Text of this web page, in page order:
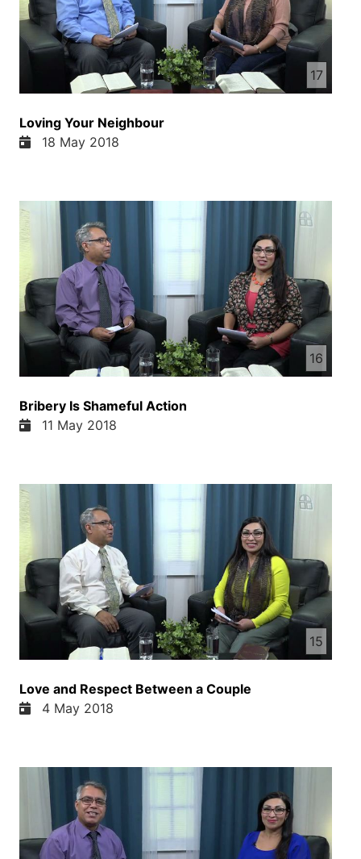
17
Loving Your Neighbour
18 May 2018
16
Bribery Is Shameful Action
11 May 2018
15
Love and Respect Between a Couple
4 May 2018